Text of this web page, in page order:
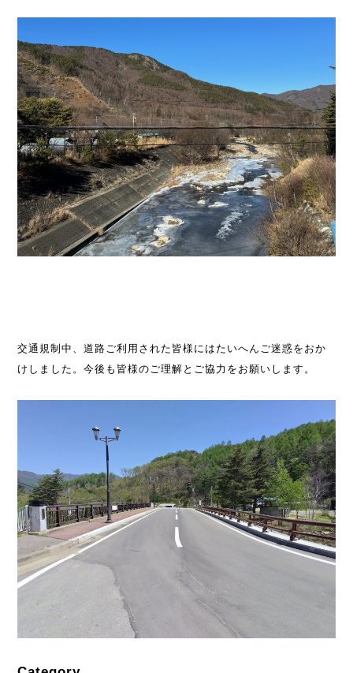
交通規制中、道路ご利用された皆様にはたいへんご迷惑をおか
けしました。今後も皆様のご理解とご協力をお願いします。